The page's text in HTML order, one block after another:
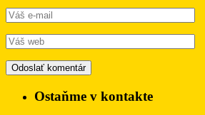
Ostaňme v kontakte